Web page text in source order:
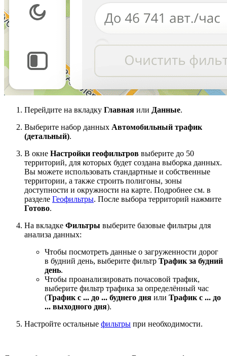
Перейдите на вкладку Главная или Данные.
Выберите набор данных Автомобильный трафик
(детальный).
В окне Настройки геофильтров выберите до 50
территорий, для которых будет создана выборка данных.
Вы можете использовать стандартные и собственные
территории, а также строить полигоны, зоны
доступности и окружности на карте. Подробнее см. в
разделе Геофильтры. После выбора территорий нажмите
Готово.
На вкладке Фильтры выберите базовые фильтры для
анализа данных:
Чтобы посмотреть данные о загруженности дорог
в будний день, выберите фильтр Трафик за будний
день.
Чтобы проанализировать почасовой трафик,
выберите фильтр трафика за определённый час
(Трафик c ... до ... буднего дня или Трафик c ... до
... выходного дня).
Настройте остальные фильтры при необходимости.